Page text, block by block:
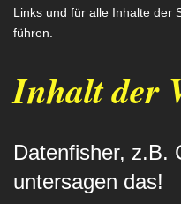
Links und für alle Inhalte der
führen.
Inhalt der
Datenfisher, z.B.
untersagen das!